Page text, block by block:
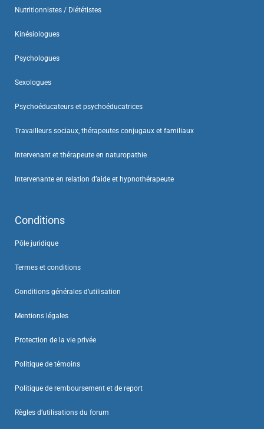
Nutritionnistes / Diététistes
Kinésiologues
Psychologues
Sexologues
Psychoéducateurs et psychoéducatrices
Travailleurs sociaux, thérapeutes conjugaux et familiaux
Intervenant et thérapeute en naturopathie
Intervenante en relation d’aide et hypnothérapeute
Conditions
Pôle juridique
Termes et conditions
Conditions générales d’utilisation
Mentions légales
Protection de la vie privée
Politique de témoins
Politique de remboursement et de report
Règles d’utilisations du forum